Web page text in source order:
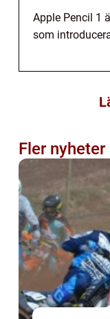
Apple Pencil 1
som
Fler nyheter